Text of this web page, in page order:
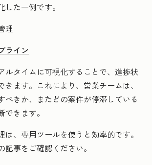
した一例です。
ライン
ルタイムに可視化することで、進捗状
きます。これにより、営業チームは、
べきか、またどの案件が停滞している
きます。
は、専用ツールを使うと効率的です。
記事をご確認ください。